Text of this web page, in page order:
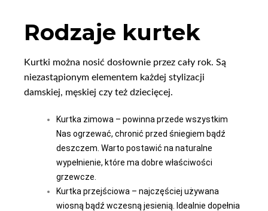
Rodzaje kurtek
Kurtki można nosić dosłownie przez cały rok. Są
niezastąpionym elementem każdej stylizacji
damskiej, męskiej czy też dziecięcej.
Kurtka zimowa – powinna przede wszystkim
Nas ogrzewać, chronić przed śniegiem bądź
deszczem. Warto postawić na naturalne
wypełnienie, które ma dobre właściwości
grzewcze.
Kurtka przejściowa – najczęściej używana
wiosną bądź wczesną jesienią. Idealnie dopełnia